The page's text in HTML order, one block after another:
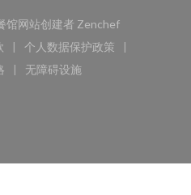
馆网站创建者 Zenchef((在新窗口中
))
新窗口中打开))
个人数据保护政策
((在新窗口中打开))
新窗口中打开))
无障碍设施
((在新窗口中打开))